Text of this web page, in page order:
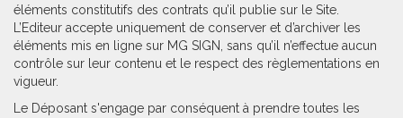
éléments constitutifs des contrats qu’il publie sur le Site.
L’Editeur accepte uniquement de conserver et d’archiver les
éléments mis en ligne sur MG SIGN, sans qu’il n’effectue aucun
contrôle sur leur contenu et le respect des règlementations en
vigueur.
Le Déposant s'engage par conséquent à prendre toutes les